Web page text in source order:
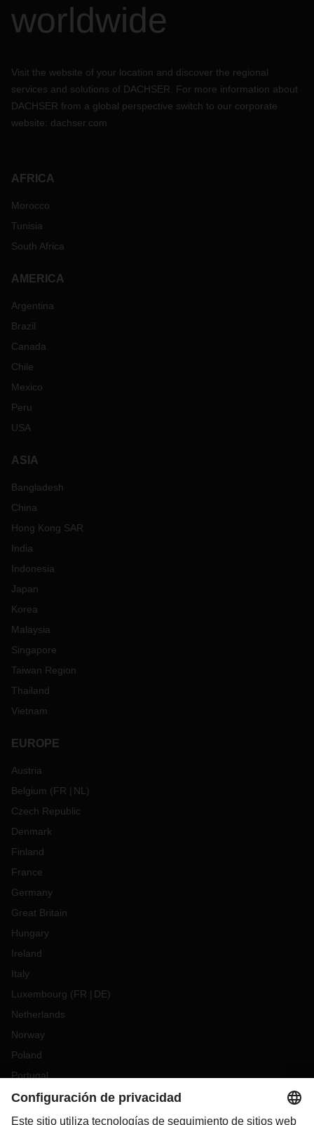
worldwide
Visit the website of your location and discover the regional
services and solutions of DACHSER. For more information about
DACHSER from a global perspective switch to our corporate
website: dachser.com
AFRICA
Morocco
Tunisia
South Africa
AMERICA
Argentina
Brazil
Canada
Chile
Mexico
Peru
USA
ASIA
Bangladesh
China
Hong Kong SAR
India
Indonesia
Japan
Korea
Malaysia
Singapore
Taiwan Region
Thailand
Vietnam
EUROPE
Austria
Belgium (FR NL )
Czech Republic
Denmark
Finland
France
Germany
Great Britain
Hungary
Ireland
Italy
Luxembourg (FR DE)
Netherlands
Norway
Poland
Portugal
Romania
Slovakia